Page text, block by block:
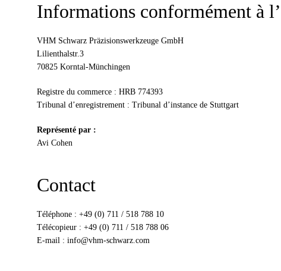
Informations conformément à
VHM Schwarz Präzisionswerkzeuge GmbH
Lilienthalstr.3
70825 Korntal-Münchingen
Registre du commerce : HRB 774393
Tribunal d’enregistrement : Tribunal d’instance de Stuttgart
Représenté par :
Avi Cohen
Contact
Téléphone : +49 (0) 711 / 518 788 10
Télécopieur : +49 (0) 711 / 518 788 06
E-mail : info@vhm-schwarz.com